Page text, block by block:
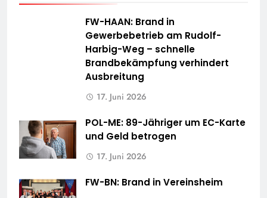
FW-HAAN: Brand in
Gewerbebetrieb am Rudolf-
Harbig-Weg – schnelle
Brandbekämpfung verhindert
Ausbreitung
17. Juni 2026
POL-ME: 89-Jähriger um EC-Karte
und Geld betrogen
17. Juni 2026
FW-BN: Brand in Vereinsheim